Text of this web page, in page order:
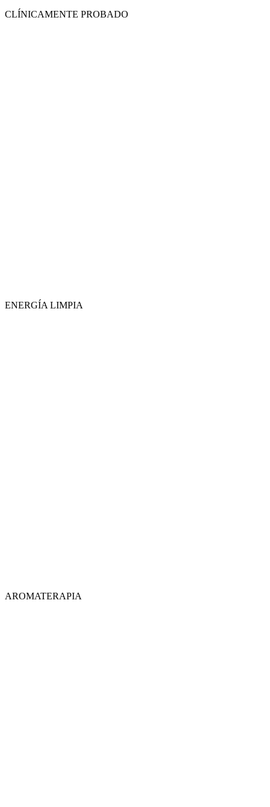
CLÍNICAMENTE PROBADO
ENERGÍA LIMPIA
AROMATERAPIA